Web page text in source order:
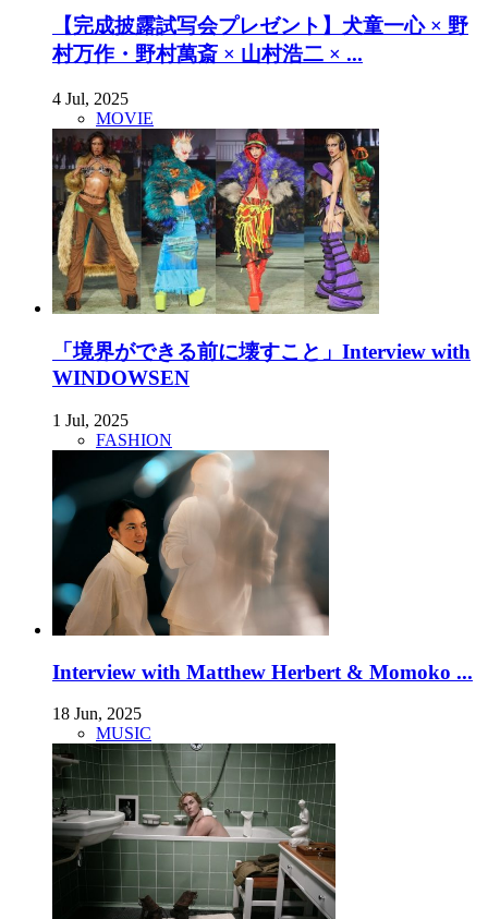
【完成披露試写会プレゼント】犬童一心 × 野
村万作・野村萬斎 × 山村浩二 × ...
4 Jul, 2025
MOVIE
「境界ができる前に壊すこと」Interview with
WINDOWSEN
1 Jul, 2025
FASHION
Interview with Matthew Herbert & Momoko ...
18 Jun, 2025
MUSIC